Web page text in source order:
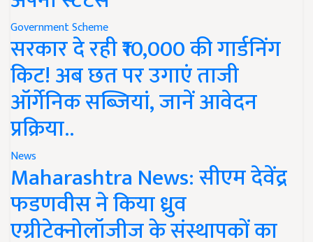
Government Scheme
सरकार दे रही ₹10,000 की गार्डनिंग
किट! अब छत पर उगाएं ताजी
ऑर्गेनिक सब्जियां, जानें आवेदन
प्रक्रिया..
News
Maharashtra News: सीएम देवेंद्र
फडणवीस ने किया ध्रुव
एग्रीटेक्नोलॉजीज के संस्थापकों का